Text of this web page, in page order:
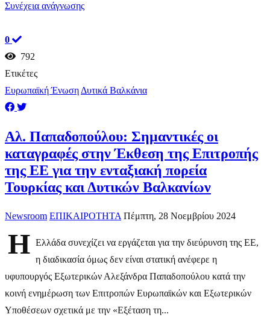
Συνέχεια ανάγνωσης
0
792
Ετικέτες
Ευρωπαϊκή Ένωση Δυτικά Βαλκάνια
Αλ. Παπαδοπούλου: Σημαντικές οι
καταγραφές στην Έκθεση της Επιτροπής
της ΕΕ για την ενταξιακή πορεία
Τουρκίας και Δυτικών Βαλκανίων
Newsroom ΕΠΙΚΑΙΡΟΤΗΤΑ Πέμπτη, 28 Νοεμβρίου 2024
Η Ελλάδα συνεχίζει να εργάζεται για την διεύρυνση της ΕΕ,
η διαδικασία όμως δεν είναι στατική ανέφερε η
υφυπουργός Εξωτερικών Αλεξάνδρα Παπαδοπούλου κατά την
κοινή ενημέρωση των Επιτροπών Ευρωπαϊκών και Εξωτερικών
Υποθέσεων σχετικά με την «Εξέταση τη...